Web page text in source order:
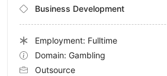
Business Development
Employment: Fulltime
Domain: Gambling
Outsource